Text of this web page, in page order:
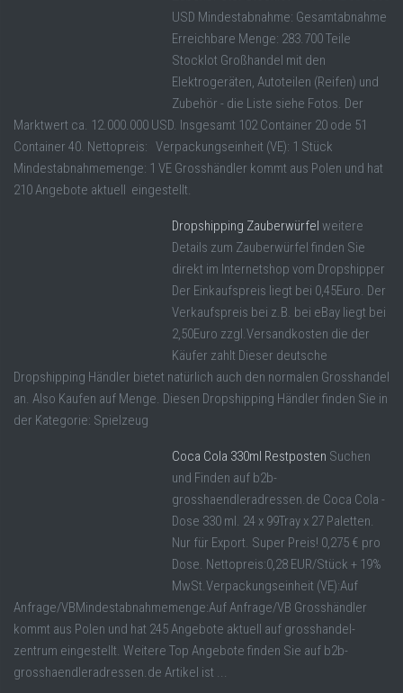
USD Mindestabnahme: Gesamtabnahme
Erreichbare Menge: 283.700 Teile
Stocklot Großhandel mit den
Elektrogeräten, Autoteilen (Reifen) und
Zubehör - die Liste siehe Fotos. Der
Marktwert ca. 12.000.000 USD. Insgesamt 102 Container 20 ode 51
Container 40. Nettopreis: Verpackungseinheit (VE): 1 Stück
Mindestabnahmemenge: 1 VE Grosshändler kommt aus Polen und hat
210 Angebote aktuell eingestellt.
Dropshipping Zauberwürfel weitere
Details zum Zauberwürfel finden Sie
direkt im Internetshop vom Dropshipper
Der Einkaufspreis liegt bei 0,45Euro. Der
Verkaufspreis bei z.B. bei eBay liegt bei
2,50Euro zzgl.Versandkosten die der
Käufer zahlt Dieser deutsche
Dropshipping Händler bietet natürlich auch den normalen Grosshandel
an. Also Kaufen auf Menge. Diesen Dropshipping Händler finden Sie in
der Kategorie: Spielzeug
Coca Cola 330ml Restposten Suchen
und Finden auf b2b-
grosshaendleradressen.de Coca Cola -
Dose 330 ml. 24 x 99Tray x 27 Paletten.
Nur für Export. Super Preis! 0,275 € pro
Dose. Nettopreis:0,28 EUR/Stück + 19%
MwSt.Verpackungseinheit (VE):Auf
Anfrage/VBMindestabnahmemenge:Auf Anfrage/VB Grosshändler
kommt aus Polen und hat 245 Angebote aktuell auf grosshandel-
zentrum eingestellt. Weitere Top Angebote finden Sie auf b2b-
grosshaendleradressen.de Artikel ist ...